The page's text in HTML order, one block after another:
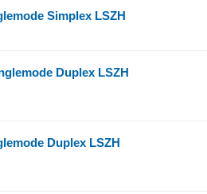
Simplex LSZH
Duplex LSZH
Duplex LSZH